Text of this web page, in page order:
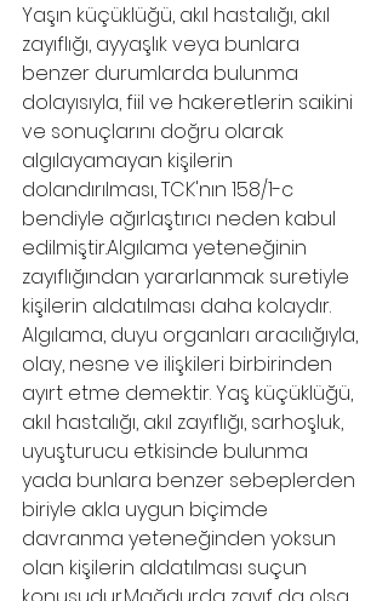
Yaşın küçüklüğü, akıl hastalığı, akıl
zayıflığı, ayyaşlık veya bunlara
benzer durumlarda bulunma
dolayısıyla, fiil ve hakeretlerin saikini
ve sonuçlarını doğru olarak
algılayamayan kişilerin
dolandırılması, TCK'nın 158/1-c
bendiyle ağırlaştırıcı neden kabul
edilmiştir.Algılama yeteneğinin
zayıflığından yararlanmak suretiyle
kişilerin aldatılması daha kolaydır.
Algılama, duyu organları aracılığıyla,
olay, nesne ve ilişkileri birbirinden
ayırt etme demektir. Yaş küçüklüğü,
akıl hastalığı, akıl zayıflığı, sarhoşluk,
uyuşturucu etkisinde bulunma
yada bunlara benzer sebeplerden
biriyle akla uygun biçimde
davranma yeteneğinden yoksun
olan kişilerin aldatılması suçun